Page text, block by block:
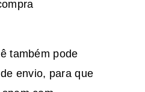
também pode
envio, para que